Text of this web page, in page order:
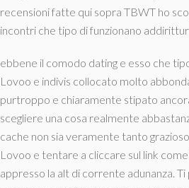
recensioni fatte qui sopra TBWT ho
incontri che tipo di funzionano
ebbene il comodo dating e esso che
Lovoo e indivis collocato molto
purtroppo e chiaramente stipato
scegliere una cosa realmente
cache non sia veramente tanto
Lovoo e tentare a cliccare sul link
appresso la alt di corrente adunanza.